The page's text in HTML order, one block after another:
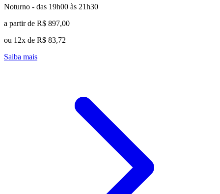
Noturno - das 19h00 às 21h30
a partir de R$ 897,00
ou 12x de R$ 83,72
Saiba mais